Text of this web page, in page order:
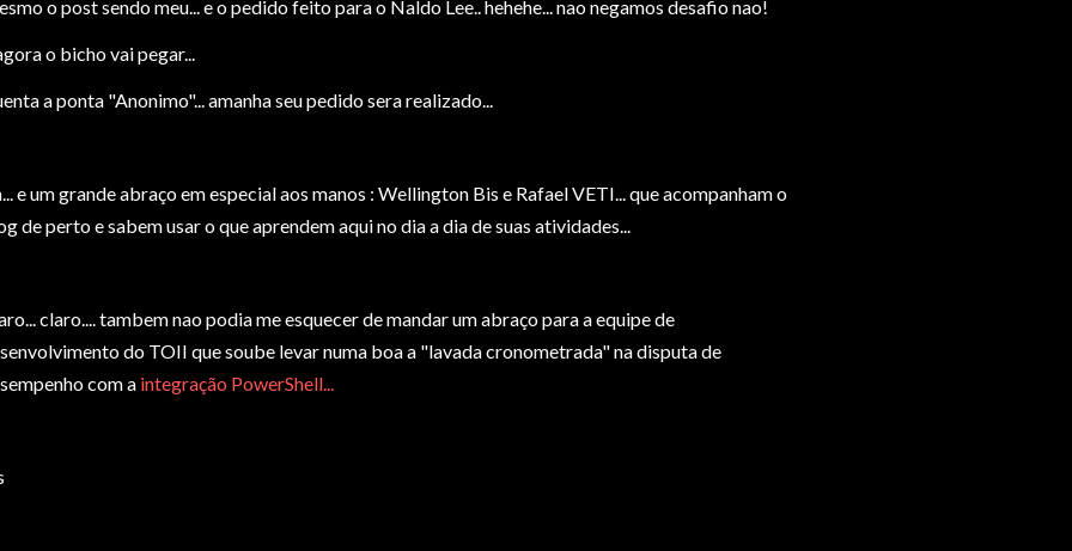
o post sendo meu... e o pedido feito para o Naldo Lee.. hehehe... nao negamos desafio nao!
o bicho vai pegar...
a ponta "Anonimo"... amanha seu pedido sera realizado...
e um grande abraço em especial aos manos : Wellington Bis e Rafael VETI... que acompanham o
de perto e sabem usar o que aprendem aqui no dia a dia de suas atividades...
claro.... tambem nao podia me esquecer de mandar um abraço para a equipe de
do TOII que soube levar numa boa a "lavada cronometrada" na disputa de
com a integração PowerShell...